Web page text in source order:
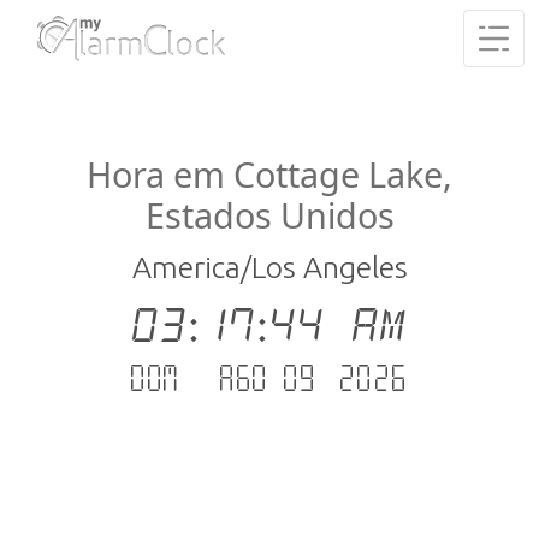
Hora em Cottage Lake,
Estados Unidos
America/Los Angeles
03:17:44 AM
Dom - Ago 09 .2026